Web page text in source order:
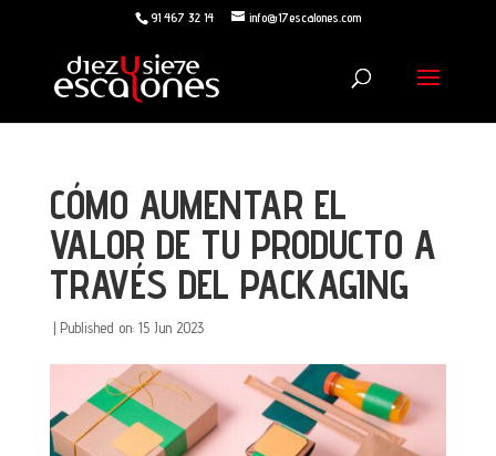
91 467 32 14 info@17escalones.com
CÓMO AUMENTAR EL
VALOR DE TU PRODUCTO A
TRAVÉS DEL PACKAGING
| Published on: 15 Jun 2023